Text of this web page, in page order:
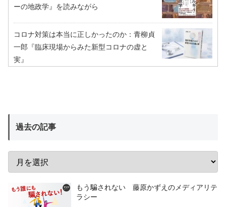
ーの地政学』を読みながら
コロナ対策は本当に正しかったのか：青柳貞
一郎『臨床現場からみた新型コロナの虚と
実』
過去の記事
もう騙されない 藤原かずえのメディアリテ
ラシー